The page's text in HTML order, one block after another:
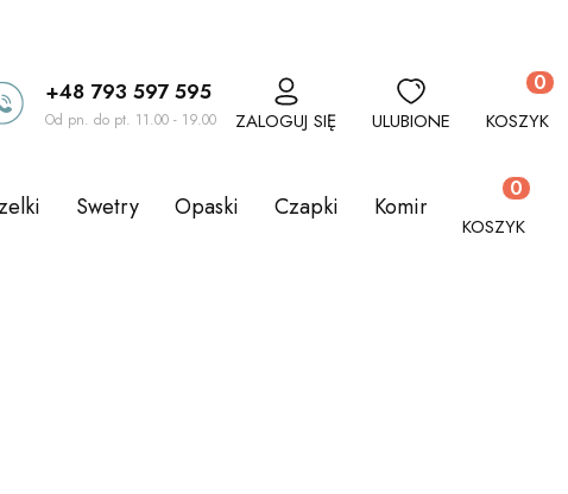
+48 793 597 595
Od pn. do pt. 11.00 - 19.00 ZALOGUJ SIĘ ULUBIONE KOSZYK
Swetry Opaski Czapki Kominy Komplety
KOSZYK